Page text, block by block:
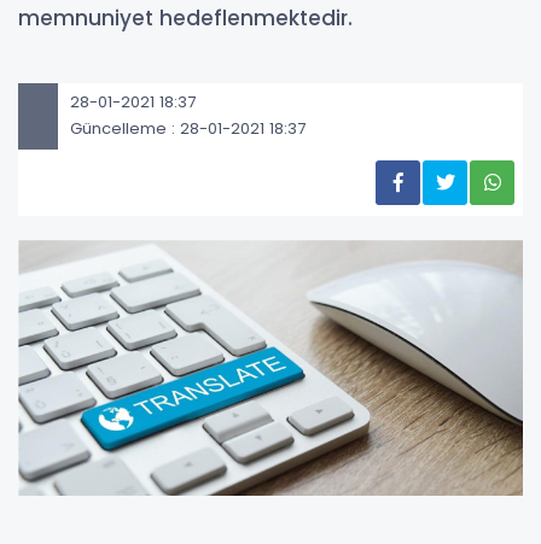
memnuniyet hedeflenmektedir.
28-01-2021 18:37
Güncelleme : 28-01-2021 18:37